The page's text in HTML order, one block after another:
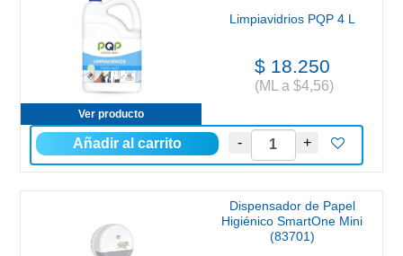
Ver producto
Limpiavidrios PQP 4 L
$ 18.250
(ML a $4,56)
Dispensador de Papel
Higiénico SmartOne Mini
(83701)